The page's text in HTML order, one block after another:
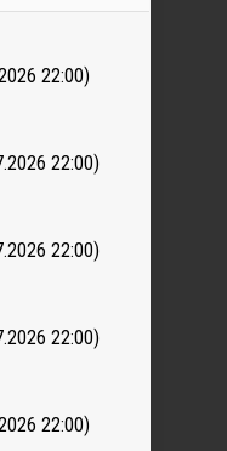
22:00)
22:00)
22:00)
22:00)
22:00)